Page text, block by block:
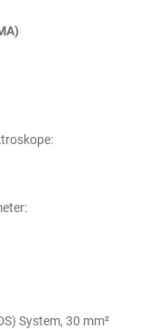
System, 30 mm²